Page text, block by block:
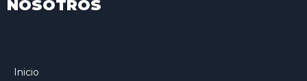
NOSOTROS
Inicio